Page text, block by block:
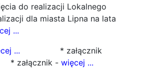
do realizacji Lokalnego
dla miasta Lipna na lata
...
... * załącznik
- więcej ...